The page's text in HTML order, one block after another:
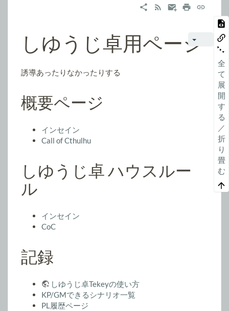
全
て
展
開
す
る
／
折
り
畳
む
しゆうじ卓用ページ
誘導あったりなかったりする
概要ページ
インセイン
Call of Cthulhu
しゆうじ卓 ハウスルー
ル
インセイン
CoC
記録
しゆうじ卓Tekeyの使い方
KP/GMできるシナリオ一覧
PL履歴ページ